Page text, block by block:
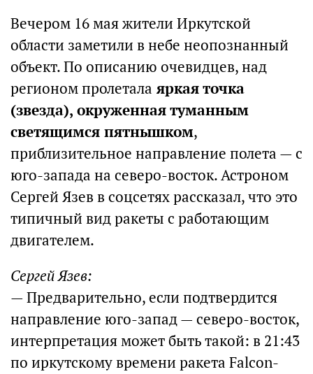
Вечером 16 мая жители Иркутской
области заметили в небе неопознанный
объект. По описанию очевидцев, над
регионом пролетала яркая точка
(звезда), окруженная туманным
светящимся пятнышком,
приблизительное направление полета — с
юго-запада на северо-восток. Астроном
Сергей Язев в соцсетях рассказал, что это
типичный вид ракеты с работающим
двигателем.
Сергей Язев:
— Предварительно, если подтвердится
направление юго-запад — северо-восток,
интерпретация может быть такой: в 21:43
по иркутскому времени ракета Falcon-